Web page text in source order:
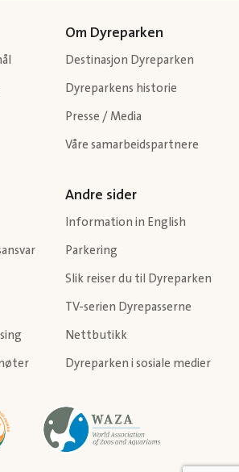
Om Dyreparken
Destinasjon Dyreparken
Dyreparkens historie
Presse / Media
Våre samarbeidspartnere
Andre sider
Information in English
Parkering
Slik reiser du til Dyreparken
TV-serien Dyrepasserne
Nettbutikk
Dyreparken i sosiale medier